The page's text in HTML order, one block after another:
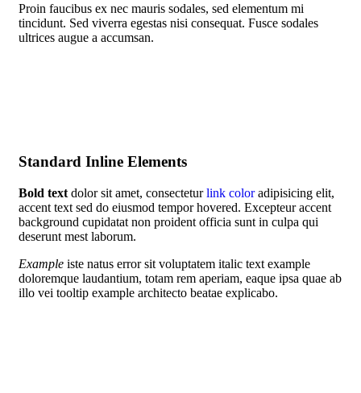
Proin faucibus ex nec mauris sodales, sed elementum mi
tincidunt. Sed viverra egestas nisi consequat. Fusce sodales
ultrices augue a accumsan.
Standard Inline Elements
Bold text dolor sit amet, consecteturlink coloradipisicing elit,
accent text sed do eiusmod tempor hovered. Excepteuraccent
background cupidatat non proident officia sunt in culpa qui
deserunt mest laborum.
Example iste natus error sit voluptatem italic text example
doloremque laudantium, totam rem aperiam, eaque ipsa quae ab
illo vei tooltip example architecto beatae explicabo.